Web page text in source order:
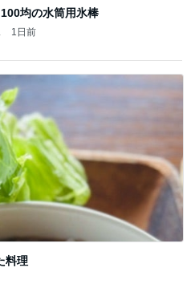
均の水筒用氷棒
1日前
料理